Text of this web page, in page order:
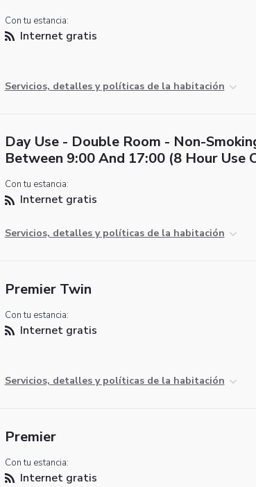
Con tu estancia:
Internet gratis
Servicios, detalles y políticas de la habitación
Day Use - Double Room - Non-
Between 9:00 And 17:00 (8 Hour Use
Con tu estancia:
Internet gratis
Servicios, detalles y políticas de la habitación
Premier Twin
Con tu estancia:
Internet gratis
Servicios, detalles y políticas de la habitación
Premier
Con tu estancia:
Internet gratis